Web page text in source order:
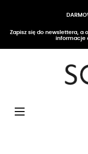
Zapisz się do newslettera, a
informacje
Przełącz
☰